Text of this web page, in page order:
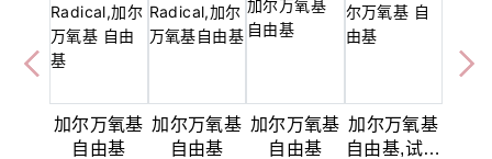
加尔万氧基
自由基
加尔万氧基
自由基
加尔万氧基
自由基
加尔万氧基
自由基,试剂